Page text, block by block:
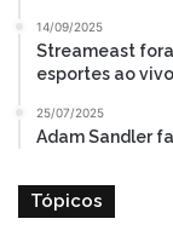
14/09/2025
Streameast
esportes ao vivo
25/07/2025
Adam Sandler
Tópicos